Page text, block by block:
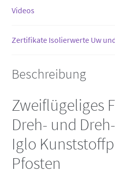
Videos
Zertifikate Isolierwerte Uw
Beschreibung
Zweiflügeliges
Dreh- und
Iglo
Pfosten